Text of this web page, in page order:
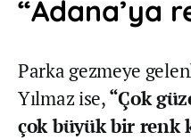
“Adana’ya
Parka gezmeye
Yılmaz ise,“Çok
çok büyük bir renk